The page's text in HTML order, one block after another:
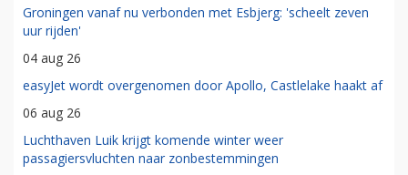
Groningen vanaf nu verbonden met Esbjerg: 'scheelt zeven
uur rijden'
04 aug 26
easyJet wordt overgenomen door Apollo, Castlelake haakt af
06 aug 26
Luchthaven Luik krijgt komende winter weer
passagiersvluchten naar zonbestemmingen